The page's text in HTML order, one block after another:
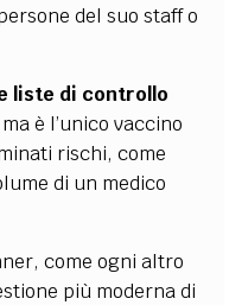
del suo staff o
liste di controllo
è l’unico vaccino
rischi, come
di un medico
come ogni altro
più moderna di